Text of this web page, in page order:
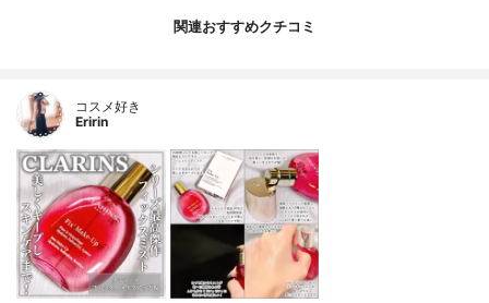
関連おすすめクチコミ
コスメ好き
Eririn